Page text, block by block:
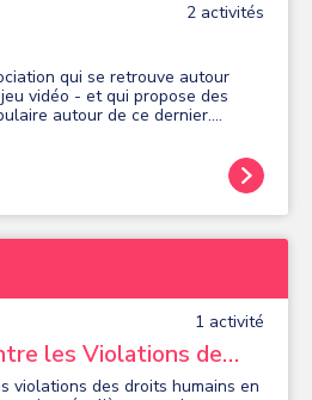
2 activités
qui se retrouve autour
propose des
autour de ce dernier.
les mardis en soirée (16h30-
9 avenue de France. -
: dans les Espaces Bièvre-
soirs (18h-20h) à la Place du
- le simple soutien, 25€
les jeunes dans une
pour ce soit un plaisir, un
connaître.
1 activité
les Violations de
violations des droits humains en